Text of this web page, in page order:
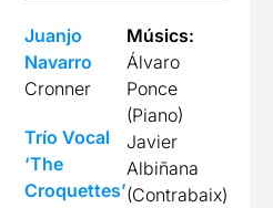
Juanjo
Navarro
Cronner
Trío Vocal
‘The
Croquettes’
Músics:
Álvaro
Ponce
(Piano)
Javier
Albiñana
(Contrabaix)